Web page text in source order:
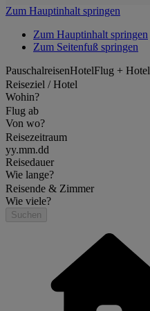
Zum Hauptinhalt springen
Zum Hauptinhalt springen
Zum Seitenfuß springen
PauschalreisenHotelFlug + Hotel
Reiseziel / Hotel
Wohin?
Flug ab
Von wo?
Reisezeitraum
yy.mm.dd
Reisedauer
Wie lange?
Reisende & Zimmer
Wie viele?
Suchen